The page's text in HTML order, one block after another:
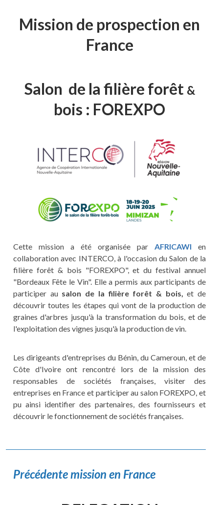
Mission de prospection en
France
Salon de la filière forêt &
bois : FOREXPO
Cette mission a été organisée parAFRICAWI en
collaboration avec INTERCO, à l'occasion du Salon de la
filière forêt & bois "FOREXPO", et du festival annuel
"Bordeaux Fête le Vin". Elle a permis aux participants de
participer au salon de la filière forêt & bois, et de
découvrir toutes les étapes qui vont de la production de
graines d'arbres jusqu'à la transformation du bois, et de
l'exploitation des vignes jusqu'à la production de vin.
Les dirigeants d'entreprises du Bénin, du Cameroun, et de
Côte d'Ivoire ont rencontré lors de la mission des
responsables de sociétés françaises, visiter des
entreprises en France et participer au salon FOREXPO, et
pu ainsi identifier des partenaires, des fournisseurs et
découvrir le fonctionnement de sociétés françaises.
Précédente mission en France